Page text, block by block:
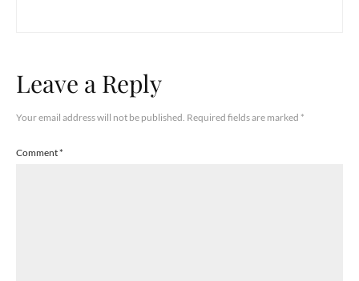
Leave a Reply
Your email address will not be published. Required fields are marked *
Comment*